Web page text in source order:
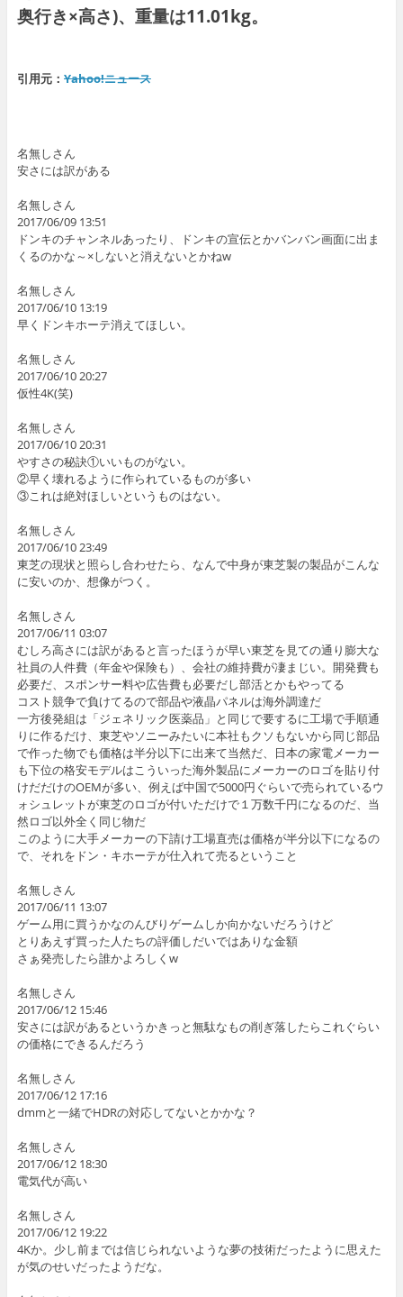
奥行き×高さ)、重量は11.01kg。
引用元： Yahoo!ニュース
名無しさん
安さには訳がある
名無しさん
2017/06/09 13:51
ドンキのチャンネルあったり、ドンキの宣伝とかバンバン画面に出ま
くるのかな～×しないと消えないとかねw
名無しさん
2017/06/10 13:19
早くドンキホーテ消えてほしい。
名無しさん
2017/06/10 20:27
仮性4K(笑)
名無しさん
2017/06/10 20:31
やすさの秘訣①いいものがない。
②早く壊れるように作られているものが多い
③これは絶対ほしいというものはない。
名無しさん
2017/06/10 23:49
東芝の現状と照らし合わせたら、なんで中身が東芝製の製品がこんな
に安いのか、想像がつく。
名無しさん
2017/06/11 03:07
むしろ高さには訳があると言ったほうが早い東芝を見ての通り膨大な
社員の人件費（年金や保険も）、会社の維持費が凄まじい。開発費も
必要だ、スポンサー料や広告費も必要だし部活とかもやってる
コスト競争で負けてるので部品や液晶パネルは海外調達だ
一方後発組は「ジェネリック医薬品」と同じで要するに工場で手順通
りに作るだけ、東芝やソニーみたいに本社もクソもないから同じ部品
で作った物でも価格は半分以下に出来て当然だ、日本の家電メーカー
も下位の格安モデルはこういった海外製品にメーカーのロゴを貼り付
けだだけのOEMが多い、例えば中国で5000円ぐらいで売られているウ
ォシュレットが東芝のロゴが付いただけで１万数千円になるのだ、当
然ロゴ以外全く同じ物だ
このように大手メーカーの下請け工場直売は価格が半分以下になるの
で、それをドン・キホーテが仕入れて売るということ
名無しさん
2017/06/11 13:07
ゲーム用に買うかなのんびりゲームしか向かないだろうけど
とりあえず買った人たちの評価しだいではありな金額
さぁ発売したら誰かよろしくw
名無しさん
2017/06/12 15:46
安さには訳があるというかきっと無駄なもの削ぎ落したらこれぐらい
の価格にできるんだろう
名無しさん
2017/06/12 17:16
dmmと一緒でHDRの対応してないとかかな？
名無しさん
2017/06/12 18:30
電気代が高い
名無しさん
2017/06/12 19:22
4Kか。少し前までは信じられないような夢の技術だったように思えた
が気のせいだったようだな。